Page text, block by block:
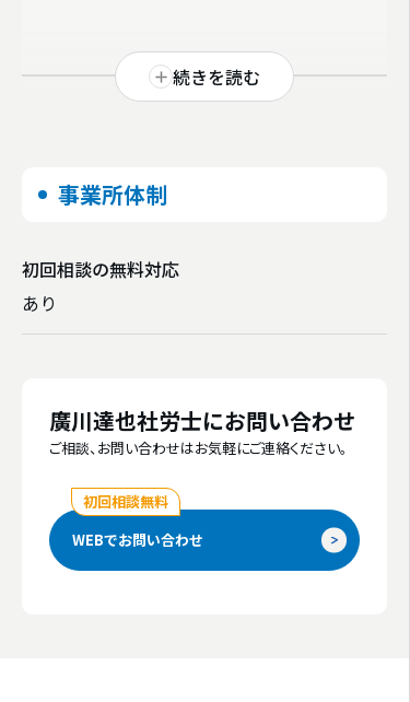
続きを読む
事業所体制
初回相談の無料対応
あり
廣川達也社労士にお問い合わせ
ご相談、お問い合わせはお気軽にご連絡ください。
初回相談無料
WEBでお問い合わせ